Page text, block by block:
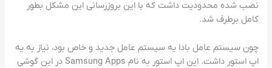
نصب شده محدودیت داشت که با این بروزرسانی این مشکل بطور
کامل برطرف شد.
چون سیستم عامل بادا یه سیستم عامل جدید و خاص بود، نیاز به یه
اپ استور داشت. این اپ استور به نام Samsung Apps در این گوشی